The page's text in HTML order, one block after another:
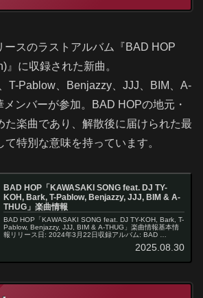
ースのラストアルバム『BAD HOP
』に収録された新曲。
T-Pablow、Benjazzy、JJJ、BIM、A-
ンバーが参加。BAD HOPの地元・
た楽曲であり、解散後に届けられた最
特別な意味を持っています。
BAD HOP「KAWASAKI SONG feat. DJ TY-
KOH, Bark, T-Pablow, Benjazzy, JJJ, BIM & A-
THUG」楽曲情報
BAD HOP「KAWASAKI SONG feat. DJ TY-KOH, Bark, T-
Pablow, Benjazzy, JJJ, BIM & A-THUG」楽曲情報基本情
報リリース日: 2024年3月22日収録アルバム: BAD …
2025.08.30